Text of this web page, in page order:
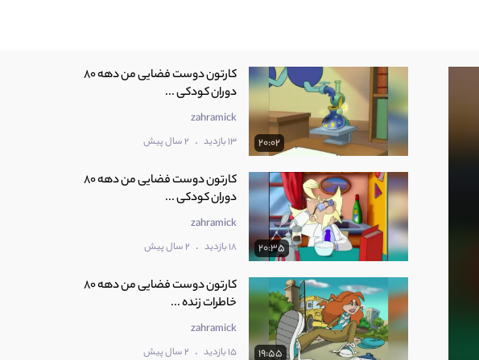
20:02
کارتون دوست فضایی من دهه 80
دوران کودکی ...
zahramick
13 بازدید . 2 سال پیش
20:35
کارتون دوست فضایی من دهه 80
دوران کودکی ...
zahramick
18 بازدید . 2 سال پیش
19:55
کارتون دوست فضایی من دهه 80
خاطرات زنده ...
zahramick
15 بازدید . 2 سال پیش